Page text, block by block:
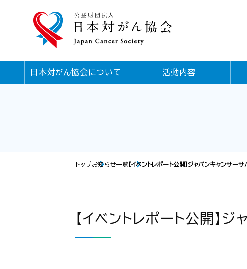
日本対がん協会について 活動内容
トップお知らせ一覧 【イベントレポート公開】ジャパンキャンサ
【イベントレポート公開